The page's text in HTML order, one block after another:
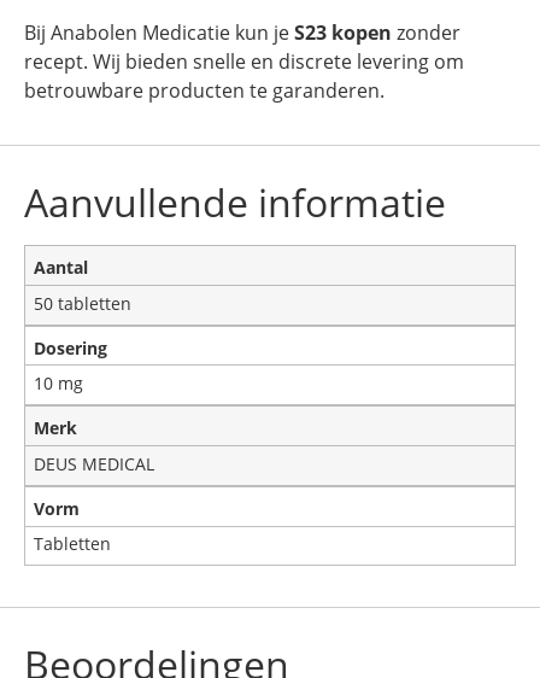
Bij Anabolen Medicatie kun jeS23 kopen zonder
recept. Wij bieden snelle en discrete levering om
betrouwbare producten te garanderen.
Aanvullende informatie
Aantal
50 tabletten
Dosering
10 mg
Merk
DEUS MEDICAL
Vorm
Tabletten
Beoordelingen